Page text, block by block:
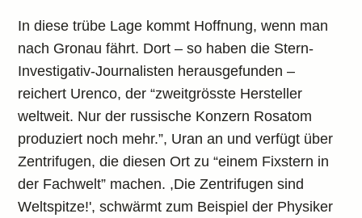
In diese trübe Lage kommt Hoffnung, wenn man
nach Gronau fährt. Dort – so haben die Stern-
Investigativ-Journalisten herausgefunden –
reichert Urenco, der “zweitgrösste Hersteller
weltweit. Nur der russische Konzern Rosatom
produziert noch mehr.”, Uran an und verfügt über
Zentrifugen, die diesen Ort zu “einem Fixstern in
der Fachwelt” machen. ,Die Zentrifugen sind
Weltspitze!', schwärmt zum Beispiel der Physiker